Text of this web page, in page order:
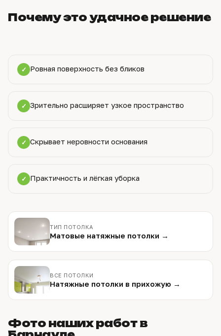
Почему это удачное решение
✓ Ровная поверхность без бликов
✓ Зрительно расширяет узкое пространство
✓ Скрывает неровности основания
✓ Практичность и лёгкая уборка
ТИП ПОТОЛКА
Матовые натяжные потолки →
ВСЕ ПОТОЛКИ
Натяжные потолки в прихожую →
Фото наших работ в